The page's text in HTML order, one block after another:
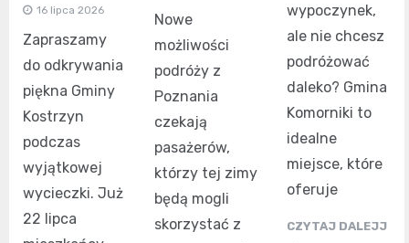
16 lipca 2026
Zapraszamy
do odkrywania
piękna Gminy
Kostrzyn
podczas
wyjątkowej
wycieczki. Już
22 lipca
Nowe
możliwości
podróży z
Poznania
czekają
pasażerów,
którzy tej zimy
będą mogli
skorzystać z
wypoczynek,
ale nie chcesz
podróżować
daleko? Gmina
Komorniki to
idealne
miejsce, które
oferuje
CZYTAJ DALEJJ